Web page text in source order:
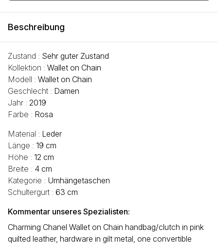
Beschreibung
Zustand : Sehr guter Zustand
Kollektion : Wallet on Chain
Modell : Wallet on Chain
Geschlecht : Damen
Jahr : 2019
Farbe : Rosa
Material : Leder
Länge : 19 cm
Höhe : 12 cm
Breite : 4 cm
Kategorie : Umhängetaschen
Schultergurt : 63 cm
Kommentar unseres Spezialisten:
Charming Chanel Wallet on Chain handbag/clutch in pink
quilted leather, hardware in gilt metal, one convertible